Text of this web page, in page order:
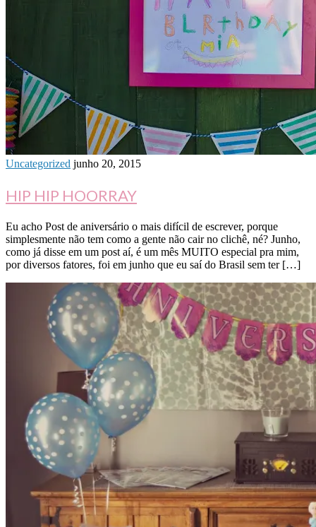
Uncategorized junho 20, 2015
HIP HIP HOORRAY
Eu acho Post de aniversário o mais difícil de escrever, porque
simplesmente não tem como a gente não cair no clichê, né? Junho,
como já disse em um post aí, é um mês MUITO especial pra mim,
por diversos fatores, foi em junho que eu saí do Brasil sem ter […]